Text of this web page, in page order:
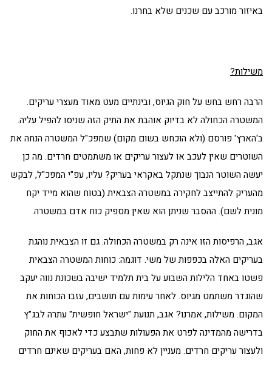
באיזור מורכב עם שכנים שלא בחרנו.
משילות?
הרבה רחש בחש על חוק הגיוס, ובינתיים מעט מאוד מעצרי עריקים.
המשטרה הכחולה לא בדיוק אוהבת את התיק הזה שניסו להפיל עליה.
ב'הארץ' פורסם (ולא הוכחש בשום מקום) שמפכ"ל המשטרה הנחה את
השוטרים שאין לעכב או לעצור עריקים או משתמטים חרדים. מה כן
יעשה השוטר הנבוך שנתקל באקראי בעריק? עליו, עפ"י המפכ"ל, לבקש
מהעריק להתייצב לחקירה במשטרה הצבאית (בטוח שהוא מייד יקח
מונית לשם). ההסבר שניתן הוא שאין מספיק כוח אדם במשטרה.
אגב, הרפיסות הזו אינה רק במשטרה הכחולה. גם זו הצבאית נוהגת
בעריקים האלה בכפפות של משי. דוגמה: כוחות המשטרה הצבאית
פשטו באחד הלילות השבוע על בית תלמיד ישיבה בשכונת נווה יעקב
שהוגדר משתמט מגיוס. לאחר עימות עם תושבים, עזבו הכוחות את
המקום. משילות, אמרנו? אגב, תנועת "ישראל חופשית" עתרה לבג"ץ
בדרישה מהמדינה לפרט את הפעולות שתבצע כדי לאכוף את החוק
ולעצור עריקים חרדים. מעניין לא פחות, האם בעריקים שאינם חרדים